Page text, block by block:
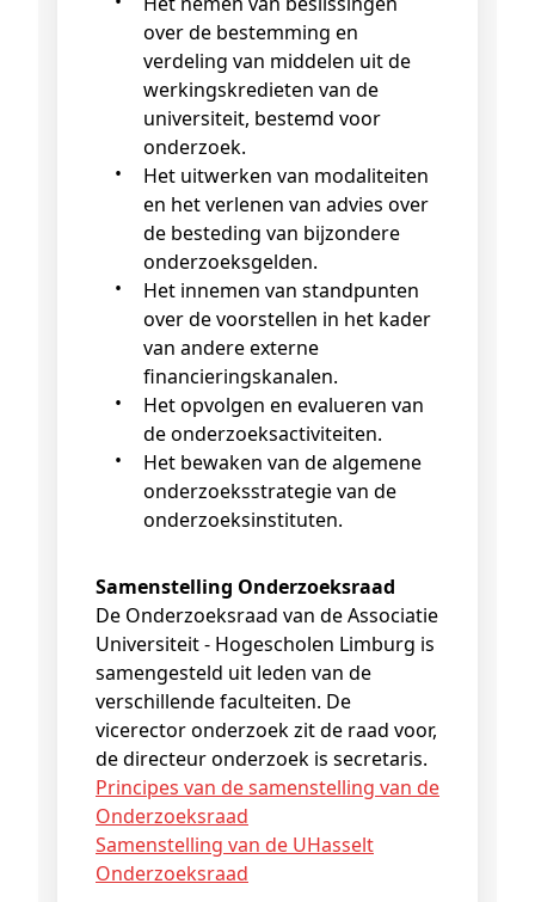
over de bestemming en
verdeling van middelen uit de
werkingskredieten van de
universiteit, bestemd voor
onderzoek.
Het uitwerken van modaliteiten
en het verlenen van advies over
de besteding van bijzondere
onderzoeksgelden.
Het innemen van standpunten
over de voorstellen in het kader
van andere externe
financieringskanalen.
Het opvolgen en evalueren van
de onderzoeksactiviteiten.
Het bewaken van de algemene
onderzoeksstrategie van de
onderzoeksinstituten.
Samenstelling Onderzoeksraad
De Onderzoeksraad van de Associatie
Universiteit - Hogescholen Limburg is
samengesteld uit leden van de
verschillende faculteiten. De
vicerector onderzoek zit de raad voor,
de directeur onderzoek is secretaris.
Principes van de samenstelling van de
Onderzoeksraad
Samenstelling van de UHasselt
Onderzoeksraad